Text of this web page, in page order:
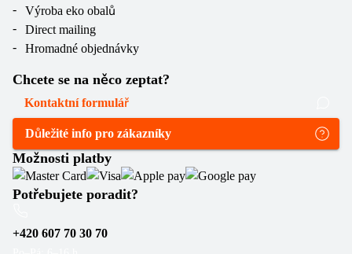
Výroba eko obalů
Direct mailing
Hromadné objednávky
Chcete se na něco zeptat?
Kontaktní formulář
Důležité info pro zákazníky
Možnosti platby
Potřebujete poradit?
+420 607 70 30 70